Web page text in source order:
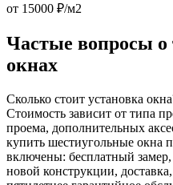
от 15000 ₽/м2
Частые вопросы
окнах
Сколько стоит установка
Стоимость зависит от типа
проема, дополнительных
купить шестиугольные окна
включены: бесплатный
новой конструкции,